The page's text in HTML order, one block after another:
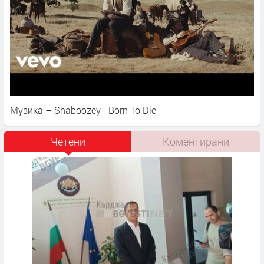
Музика – Shaboozey - Born To Die
Четени Коментирани